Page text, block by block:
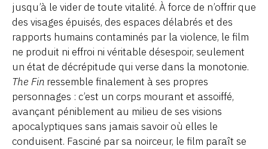
jusqu’à le vider de toute vitalité. À force de n’offrir que
des visages épuisés, des espaces délabrés et des
rapports humains contaminés par la violence, le film
ne produit ni effroi ni véritable désespoir, seulement
un état de décrépitude qui verse dans la monotonie.
The Fin ressemble finalement à ses propres
personnages : c’est un corps mourant et assoiffé,
avançant péniblement au milieu de ses visions
apocalyptiques sans jamais savoir où elles le
conduisent. Fasciné par sa noirceur, le film paraît se